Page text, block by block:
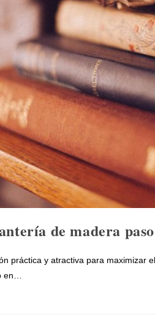
de madera
práctica y atractiva para maximizar
en…